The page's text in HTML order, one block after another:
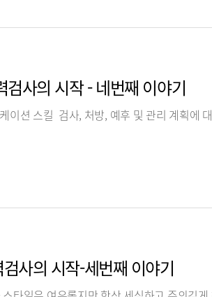
사의 시작 - 네번째 이야기
사의 시작-세번째 이야기